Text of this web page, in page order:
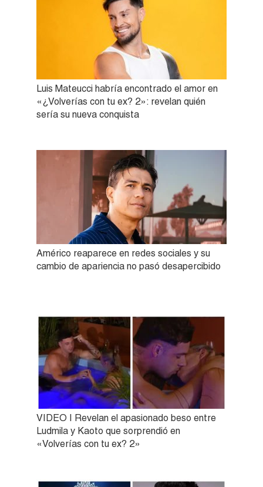
Luis Mateucci habría encontrado el amor en
«¿Volverías con tu ex? 2»: revelan quién
sería su nueva conquista
Américo reaparece en redes sociales y su
cambio de apariencia no pasó desapercibido
VIDEO | Revelan el apasionado beso entre
Ludmila y Kaoto que sorprendió en
«Volverías con tu ex? 2»